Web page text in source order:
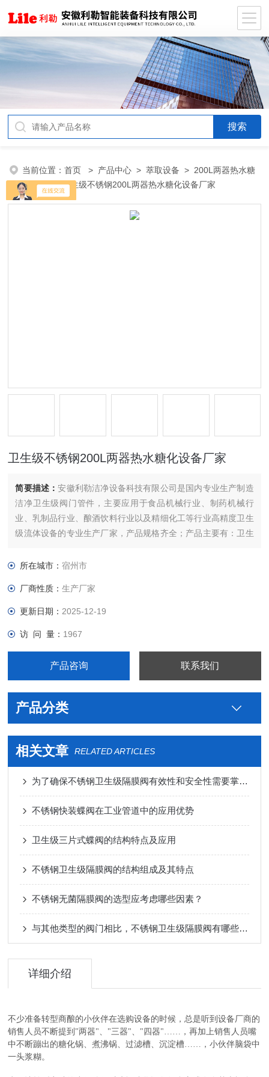
当前位置：首页 > 产品中心 >萃取设备 > 200L两器热水糖
化设备> 卫生级不锈钢200L两器热水糖化设备厂家
卫生级不锈钢200L两器热水糖化设备厂家
简要描述：安徽利勒洁净设备科技有限公司是国内专业生产制造
洁净卫生级阀门管件，主要应用于食品机械行业、制药机械行
业、乳制品行业、酿酒饮料行业以及精细化工等行业高精度卫生
级流体设备的专业生产厂家，产品规格齐全；产品主要有：卫生
空法兰，真空管件，真空弯头，真空三通，真空大小头，ISO法
所在城市：宿州市
厂商性质：生产厂家
更新日期： 2025-12-19
访 问 量： 1967
产品咨询 联系我们
产品分类
相关文章 RELATED ARTICLES
为了确保不锈钢卫生级隔膜阀有效性和安全性需要掌握哪些使用技巧？
不锈钢快装蝶阀在工业管道中的应用优势
卫生级三片式蝶阀的结构特点及应用
不锈钢卫生级隔膜阀的结构组成及其特点
不锈钢无菌隔膜阀的选型应考虑哪些因素？
与其他类型的阀门相比，不锈钢卫生级隔膜阀有哪些优势？
详细介绍
不少准备转型商酿的小伙伴在选购设备的时候，总是听到设备厂商的
销售人员不断提到"两器"、"三器"、"四器"……，再加上销售人员嘴
中不断蹦出的糖化锅、煮沸锅、过滤槽、沉淀槽……，小伙伴脑袋中
一头浆糊。